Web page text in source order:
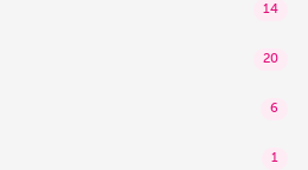
14
20
6
1